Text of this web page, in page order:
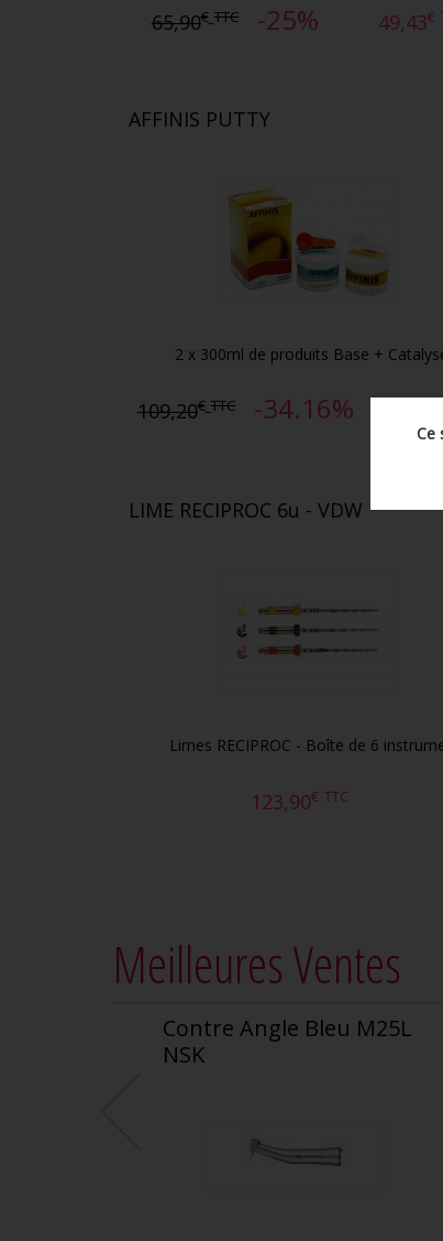
Ce
65,90€ TTC -25% 49,43€
AFFINIS PUTTY
2 x 300ml de produits Base +
109,20€ TTC -34.16%
LIME RECIPROC 6u - VDW
Limes RECIPROC - Boîte de 6
123,90€ TTC
Meilleures Ventes
Contre Angle Bleu M25L
NSK